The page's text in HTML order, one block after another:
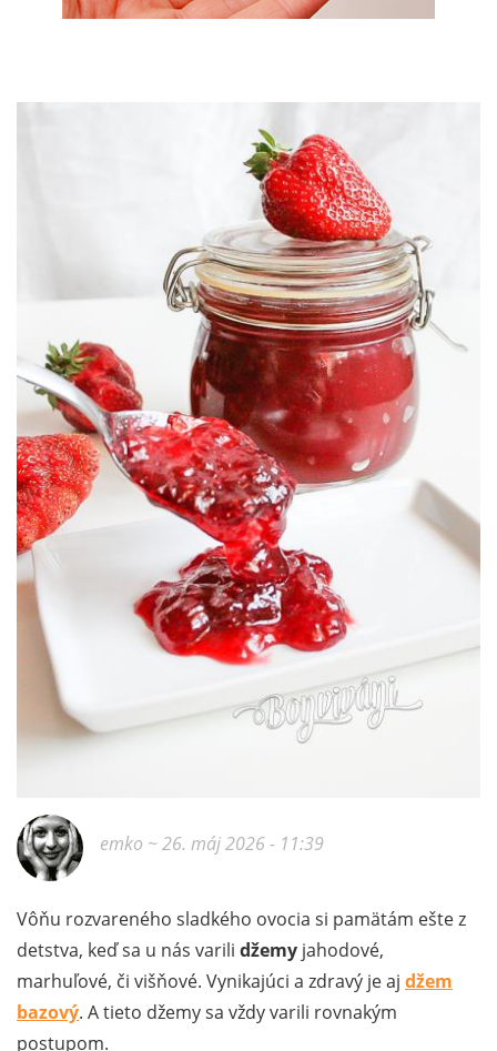
emko ~ 26. máj 2026 - 11:39
Vôňu rozvareného sladkého ovocia si pamätám ešte z
detstva, keď sa u nás varili džemy jahodové,
marhuľové, či višňové. Vynikajúci a zdravý je aj džem
bazový. A tieto džemy sa vždy varili rovnakým
postupom.